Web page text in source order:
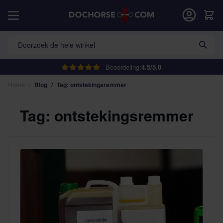
Beoordeling:4.5/5.0
Doorzoek de hele winkel
Cart
Blog / Tag: ontstekingsremmer
Tag: ontstekingsremmer